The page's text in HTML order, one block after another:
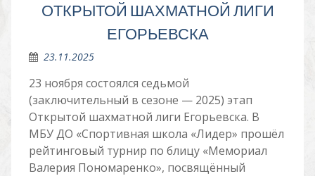
ОТКРЫТОЙ ШАХМАТНОЙ ЛИГИ
ЕГОРЬЕВСКА
23.11.2025
23 ноября состоялся седьмой
(заключительный в сезоне — 2025) этап
Открытой шахматной лиги Егорьевска. В
МБУ ДО «Спортивная школа «Лидер» прошёл
рейтинговый турнир по блицу «Мемориал
Валерия Пономаренко», посвящённый